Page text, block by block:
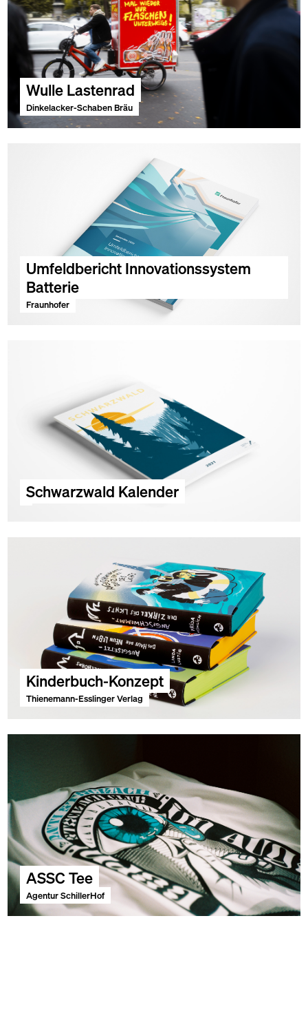
Wulle Lastenrad
Dinkelacker-Schaben Bräu
Umfeldbericht Innovationssystem
Batterie
Fraunhofer
Schwarzwald Kalender
Kinderbuch-Konzept
Thienemann-Esslinger Verlag
ASSC Tee
Agentur SchillerHof